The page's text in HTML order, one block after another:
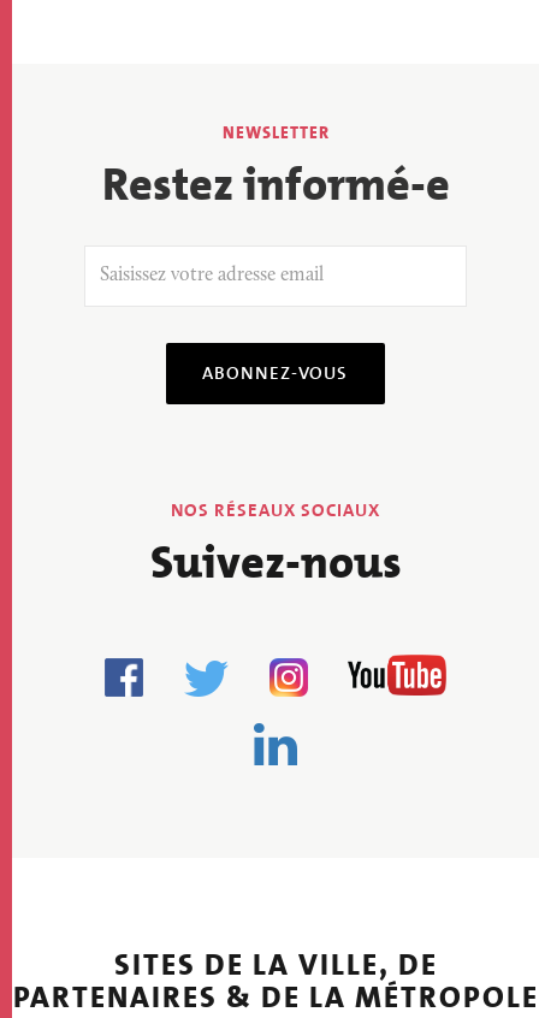
Restez informé-e
ABONNEZ-VOUS
NOS RÉSEAUX SOCIAUX
Suivez-nous
SITES DE LA VILLE, DE
PARTENAIRES & DE LA MÉTROPOLE